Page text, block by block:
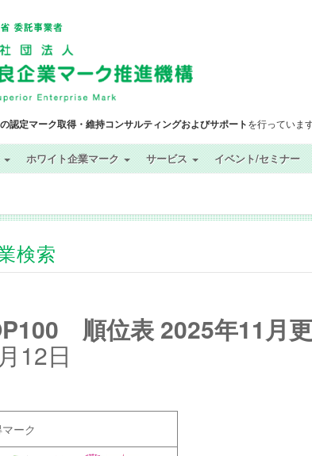
認定マーク取得・維持コンサルティングおよびサポートを行っていま
ホワイト企業マーク サービス イベント/セミナー
検索
順位表 2025年11月更
12日
ーク